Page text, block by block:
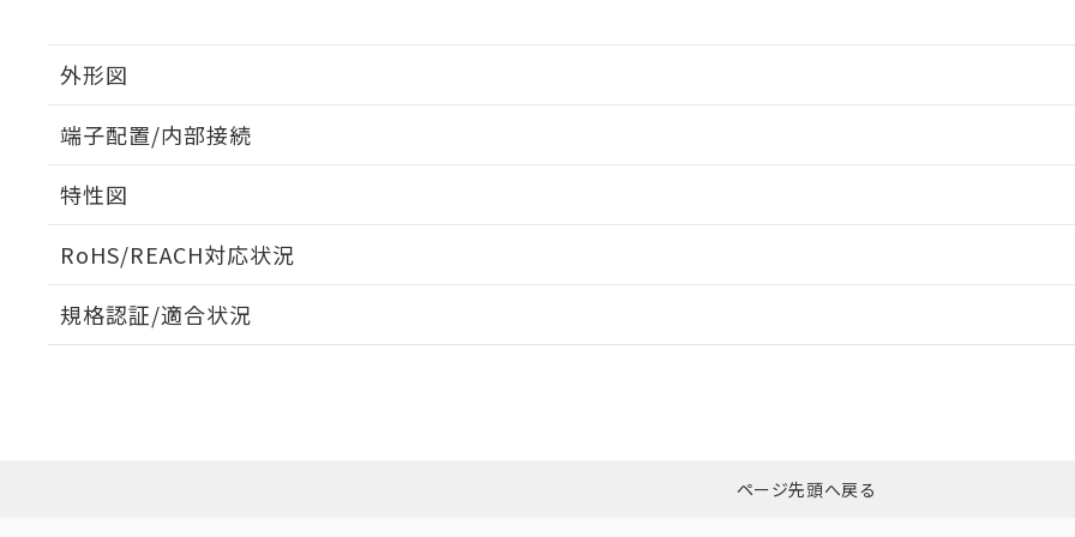
外形図
端子配置/内部接続
特性図
RoHS/REACH対応状況
EU RoHS 注意事項・凡例
ダウンロードはこちら
規格認証/適合状況
ページ先頭へ戻る